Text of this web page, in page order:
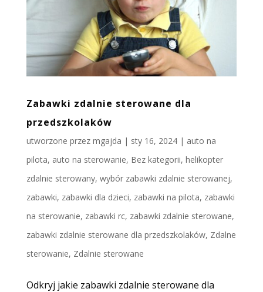
Zabawki zdalnie sterowane dla
przedszkolaków
utworzone przez mgajda | sty 16, 2024| auto na
pilota, auto na sterowanie, Bez kategorii, helikopter
zdalnie sterowany, wybór zabawki zdalnie sterowanej,
zabawki, zabawki dla dzieci, zabawki na pilota, zabawki
na sterowanie, zabawki rc, zabawki zdalnie sterowane,
zabawki zdalnie sterowane dla przedszkolaków, Zdalne
sterowanie, Zdalnie sterowane
Odkryj jakie zabawki zdalnie sterowane dla